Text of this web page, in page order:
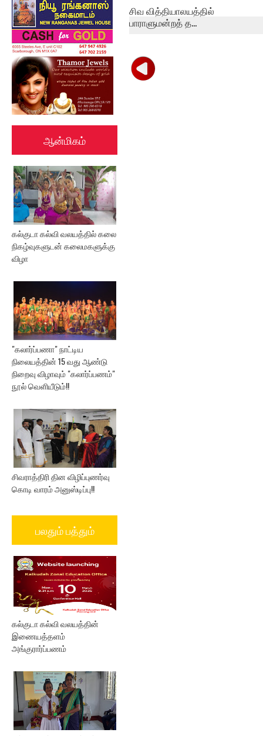
ஆன்மிகம்
கல்குடா கல்வி வலயத்தில் கலை
நிகழ்வுகளுடன் கலைமகளுக்கு
விழா
"கலார்ப்பணா" நாட்டிய
நிலையத்தின் 15 வது ஆண்டு
நிறைவு விழாவும் "கலார்ப்பணம்"
நூல் வெளியீடும்!!
சிவராத்திரி தின விழிப்புணர்வு
கொடி வாரம் அனுஸ்டிப்பு!!
பலதும் பத்தும்
கல்குடா கல்வி வலயத்தின்
இணையத்தளம்
அங்குரார்ப்பணம்
சிவ வித்தியாலயத்தில்
பாராளுமன்றத் த...